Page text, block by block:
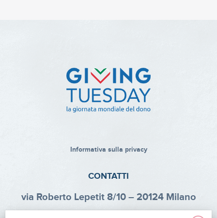
Informativa sulla privacy
CONTATTI
via Roberto Lepetit 8/10 – 20124 Milano